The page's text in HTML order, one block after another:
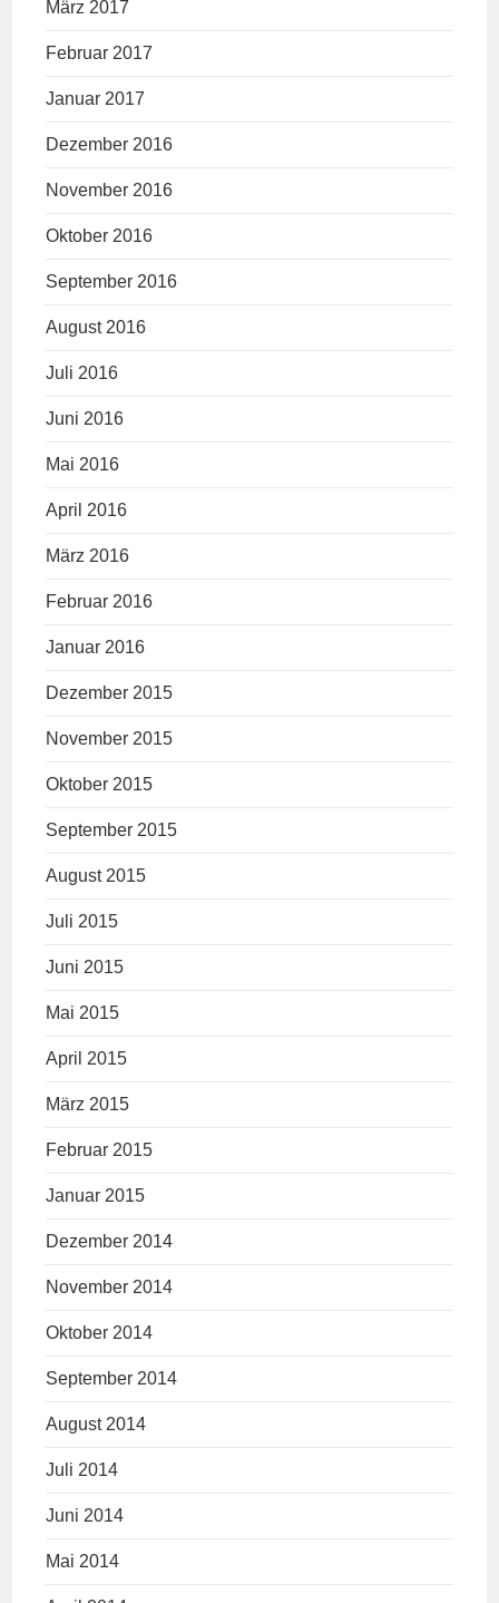
März 2017
Februar 2017
Januar 2017
Dezember 2016
November 2016
Oktober 2016
September 2016
August 2016
Juli 2016
Juni 2016
Mai 2016
April 2016
März 2016
Februar 2016
Januar 2016
Dezember 2015
November 2015
Oktober 2015
September 2015
August 2015
Juli 2015
Juni 2015
Mai 2015
April 2015
März 2015
Februar 2015
Januar 2015
Dezember 2014
November 2014
Oktober 2014
September 2014
August 2014
Juli 2014
Juni 2014
Mai 2014